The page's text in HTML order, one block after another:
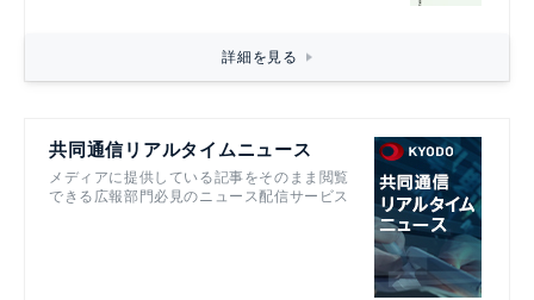
詳細を見る
共同通信リアルタイムニュース
メディアに提供している記事をそのまま閲覧
できる広報部門必見のニュース配信サービス